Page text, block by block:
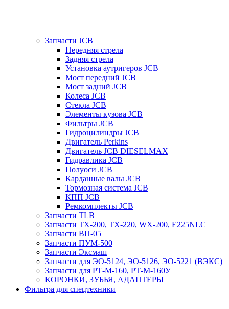
Запчасти JCB
Передняя стрела
Задняя стрела
Установка аутригеров JCB
Мост передний JCB
Мост задний JCB
Колеса JCB
Стекла JCB
Элементы кузова JCB
Фильтры JCB
Гидроцилиндры JCB
Двигатель Perkins
Двигатель JCB DIESELMAX
Гидравлика JCB
Полуоси JCB
Карданные валы JCB
Тормозная система JCB
КПП JCB
Ремкомплекты JCB
Запчасти TLB
Запчасти TX-200, TX-220, WX-200, E225NLC
Запчасти ВП-05
Запчасти ПУМ-500
Запчасти Эксмаш
Запчасти для ЭО-5124, ЭО-5126, ЭО-5221 (ВЭКС)
Запчасти для РТ-М-160, РТ-М-160У
КОРОНКИ, ЗУБЬЯ, АДАПТЕРЫ
Фильтра для спецтехники